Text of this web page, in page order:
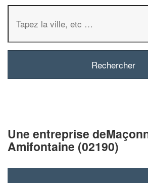
Une entreprise
Amifontaine (02190)
✕
nouveaux